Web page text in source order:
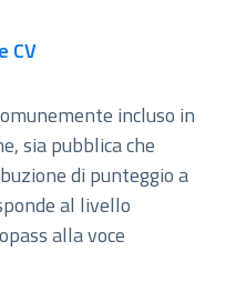
CV
incluso in
sia pubblica che
di punteggio a
al livello
alla voce